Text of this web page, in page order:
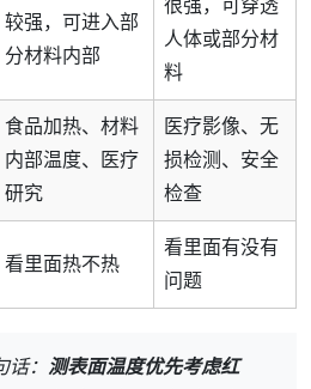
较强，可进入部
分材料内部
很强，可穿透
人体或部分材
料
食品加热、材料
内部温度、医疗
研究
医疗影像、无
损检测、安全
检查
看里面热不热
看里面有没有
问题
： 测表面温度优先考虑红